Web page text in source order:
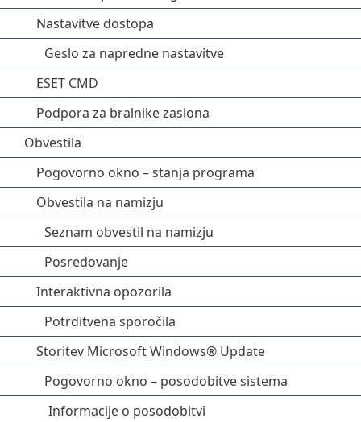
Nastavitve dostopa
Geslo za napredne nastavitve
ESET CMD
Podpora za bralnike zaslona
Obvestila
Pogovorno okno – stanja programa
Obvestila na namizju
Seznam obvestil na namizju
Posredovanje
Interaktivna opozorila
Potrditvena sporočila
Storitev Microsoft Windows® Update
Pogovorno okno – posodobitve sistema
Informacije o posodobitvi